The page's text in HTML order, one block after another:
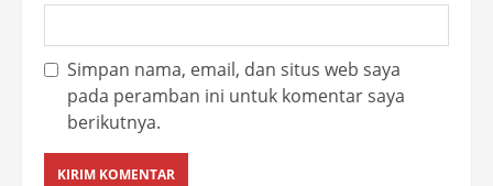
Simpan nama, email, dan situs web saya
pada peramban ini untuk komentar saya
berikutnya.